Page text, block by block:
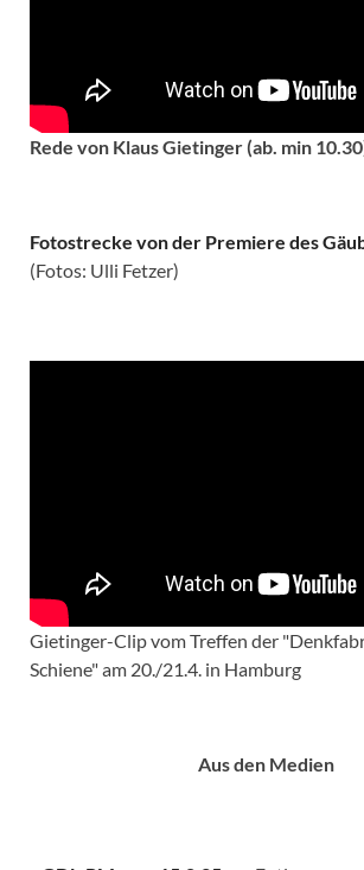
Rede von Klaus Gietinger (ab. min
Fotostrecke von der Premiere des
(Fotos: Ulli Fetzer)
Gietinger-Clip vom Treffen der
Schiene" am 20./21.4. in Hamburg
Aus den Medien